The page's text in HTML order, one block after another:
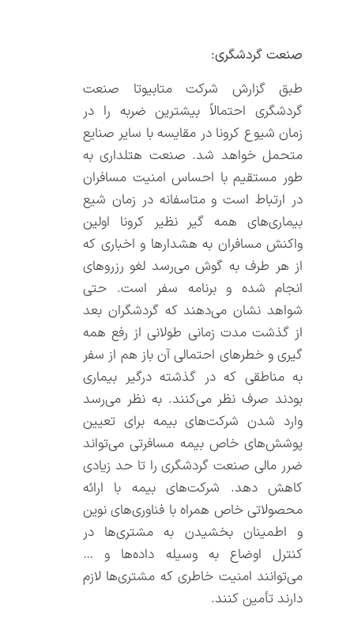
صنعت گردشگری:
طبق گزارش شرکت متابیوتا صنعت
گردشگری احتمالاً بیشترین ضربه را در
زمان شیوع کرونا در مقایسه با سایر صنایع
متحمل خواهد شد. صنعت هتلداری به
طور مستقیم با احساس امنیت مسافران
در ارتباط است و متاسفانه در زمان شیع
بیماری‌های همه گیر نظیر کرونا اولین
واکنش مسافران به هشدارها و اخباری که
از هر طرف به گوش می‌رسد لغو رزروهای
انجام شده و برنامه سفر است. حتی
شواهد نشان می‌دهند که گردشگران بعد
از گذشت مدت زمانی طولانی از رفع همه
گیری و خطرهای احتمالی آن باز هم از سفر
به مناطقی که در گذشته درگیر بیماری
بودند صرف نظر می‌کنند. به نظر می‌رسد
وارد شدن شرکت‌های بیمه برای تعیین
پوشش‌های خاص بیمه مسافرتی می‌تواند
ضرر مالی صنعت گردشگری را تا حد زیادی
کاهش دهد. شرکت‌های بیمه با ارائه
محصولاتی خاص همراه با فناوری‌های نوین
و اطمینان بخشیدن به مشتری‌ها در
کنترل اوضاع به وسیله داده‌ها و …
می‌توانند امنیت خاطری که مشتری‌ها لازم
دارند تأمین کنند.